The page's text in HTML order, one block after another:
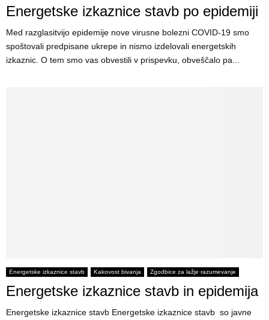
Energetske izkaznice stavb po epidemiji
Med razglasitvijo epidemije nove virusne bolezni COVID-19 smo
spoštovali predpisane ukrepe in nismo izdelovali energetskih
izkaznic. O tem smo vas obvestili v prispevku, obveščalo pa...
Energetske izkaznice stavb Kakovost bivanja Zgodbice za lažje razumevanje
Energetske izkaznice stavb in epidemija
Energetske izkaznice stavb Energetske izkaznice stavb so javne